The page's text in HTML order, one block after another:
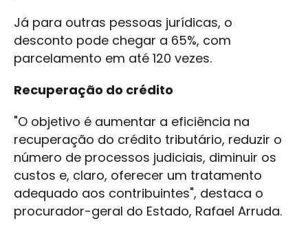
Já para outras pessoas jurídicas, o
desconto pode chegar a 65%, com
parcelamento em até 120 vezes.
Recuperação do crédito
"O objetivo é aumentar a eficiência na
recuperação do crédito tributário, reduzir o
número de processos judiciais, diminuir os
custos e, claro, oferecer um tratamento
adequado aos contribuintes", destaca o
procurador-geral do Estado, Rafael Arruda.